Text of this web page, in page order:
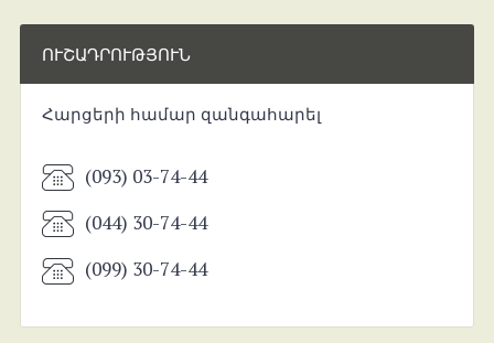
ՈՒՇԱԴՐՈՒԹՅՈՒՆ
Հարցերի համար զանգահարել
(093) 03-74-44
(044) 30-74-44
(099) 30-74-44